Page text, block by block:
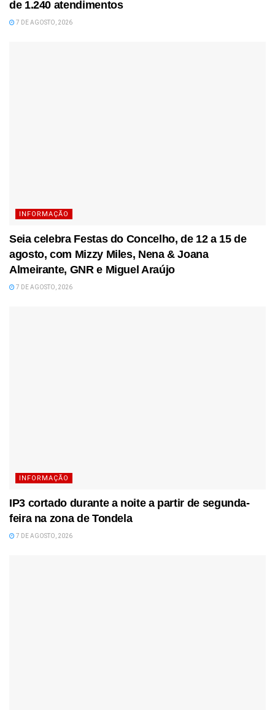
de 1.240 atendimentos
7 DE AGOSTO, 2026
INFORMAÇÃO
Seia celebra Festas do Concelho, de 12 a 15 de
agosto, com Mizzy Miles, Nena & Joana
Almeirante, GNR e Miguel Araújo
7 DE AGOSTO, 2026
INFORMAÇÃO
IP3 cortado durante a noite a partir de segunda-
feira na zona de Tondela
7 DE AGOSTO, 2026